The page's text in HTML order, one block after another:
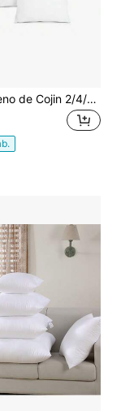
VOGRAC Relleno de Cojin 2/4/6 Unidades de fibras huecas siliconadas de 100% Poliéster, de Alta recuperación, Super Suave Mullido, Antialérgico, para Sofá,Cama,Coche. Variedad de Medidas 30x50/40x40/45x45/50x50/60x60/50x70/40x60✅Entrega Gratuita 24/48h a España (Península)✅ Entrega Rápida